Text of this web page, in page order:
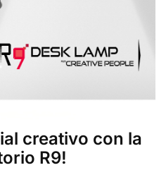
creativo con la
R9!